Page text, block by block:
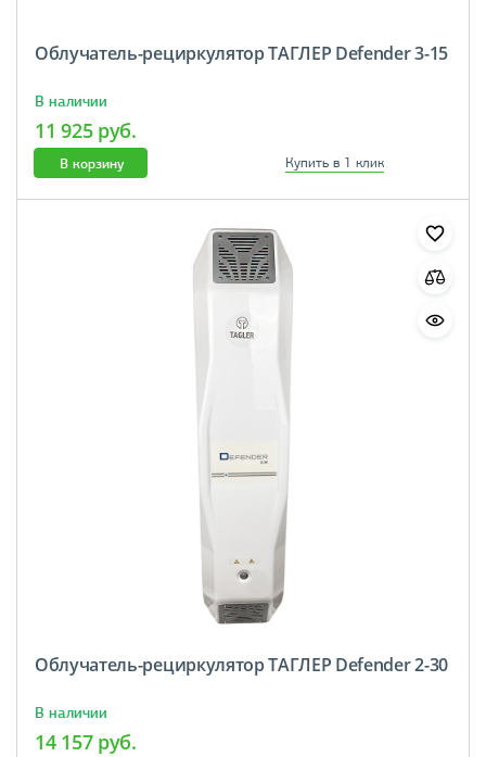
Облучатель-рециркулятор ТАГЛЕР Defender 3-15
В наличии
11 925 руб.
В корзину Купить в 1 клик
Облучатель-рециркулятор ТАГЛЕР Defender 2-30
В наличии
14 157 руб.